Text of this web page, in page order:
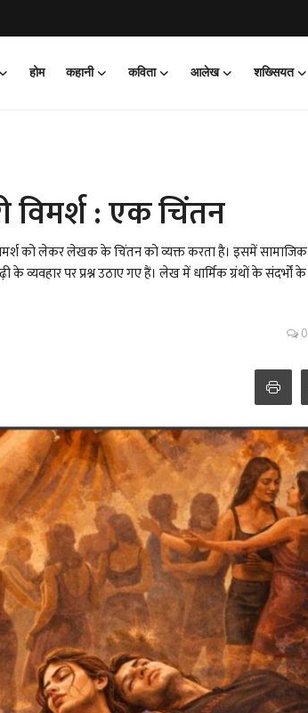
होम कहानी कविता आलेख शख्सियत
: एक चिंतन
को लेकर लेखक के चिंतन को व्यक्त करता है। इसमें सामाजिक
के व्यवहार पर प्रश्न उठाए गए हैं। लेख में धार्मिक ग्रंथों के संदर्भों के
0